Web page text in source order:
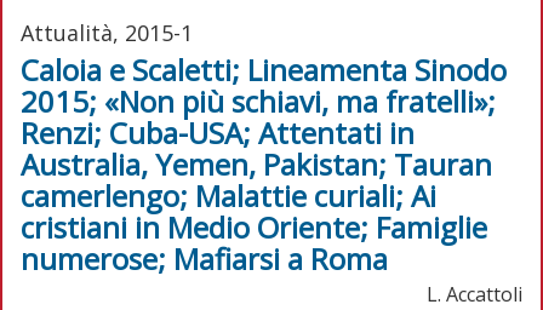
Attualità, 2015-1
Caloia e Scaletti; Lineamenta Sinodo
2015; «Non più schiavi, ma fratelli»;
Renzi; Cuba-USA; Attentati in
Australia, Yemen, Pakistan; Tauran
camerlengo; Malattie curiali; Ai
cristiani in Medio Oriente; Famiglie
numerose; Mafiarsi a Roma
L. Accattoli